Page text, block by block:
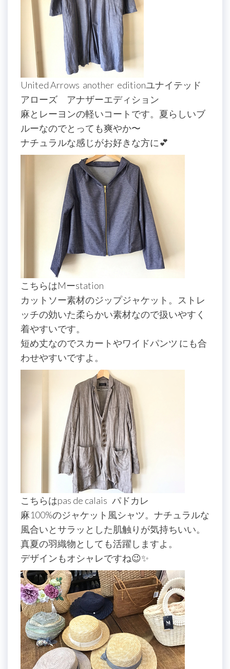
United Arrows another editionユナイテッド
アローズ アナザーエディション
麻とレーヨンの軽いコートです。夏らしいブ
ルーなのでとっても爽やか〜
ナチュラルな感じがお好きな方に💕
こちらはMーstation
カットソー素材のジップジャケット。ストレ
ッチの効いた柔らかい素材なので扱いやすく
着やすいです。
短め丈なのでスカートやワイドパンツ にも合
わせやすいですよ。
こちらはpas de calais パドカレ
麻100%のジャケット風シャツ。ナチュラルな
風合いとサラッとした肌触りが気持ちいい。
真夏の羽織物としても活躍しますよ。
デザインもオシャレですね😉✨